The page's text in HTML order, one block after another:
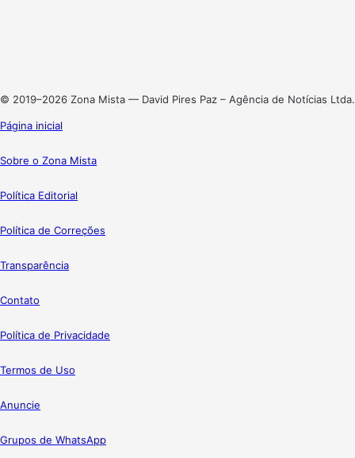
© 2019–2026 Zona Mista — David Pires Paz – Agência de Notícias Ltda.
Página inicial
Sobre o Zona Mista
Política Editorial
Política de Correções
Transparência
Contato
Política de Privacidade
Termos de Uso
Anuncie
Grupos de WhatsApp